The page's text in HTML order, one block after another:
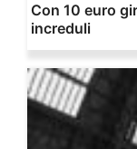
Con 10 euro
increduli